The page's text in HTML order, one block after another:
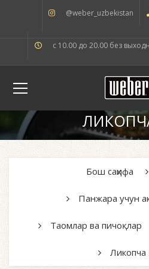
@weber_uzbekistan
с 10.00 до 20.00 без
Бош саҳифа
Панжара учун
Таомлар ва пичоқлар
Ликопча